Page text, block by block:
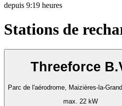
depuis 9:19 heures
Stations de
Threeforce
Parc de l'aérodrome, Maizières-la-
max. 22 kW